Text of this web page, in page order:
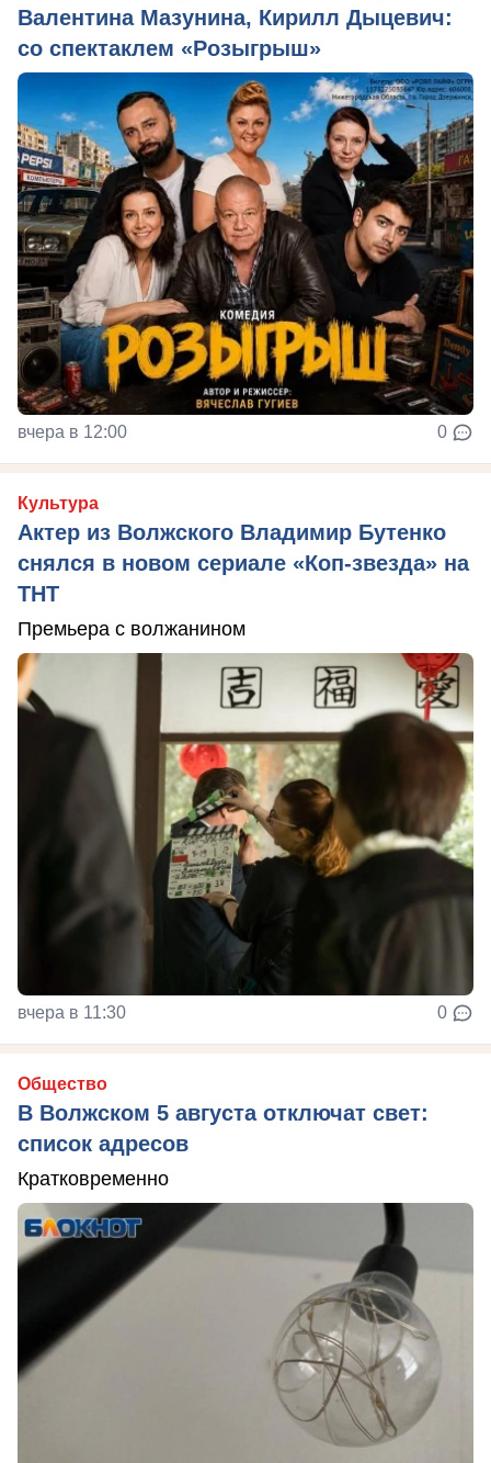
Валентина Мазунина, Кирилл Дыцевич:
со спектаклем «Розыгрыш»
вчера в 12:00 0
Культура
Актер из Волжского Владимир Бутенко
снялся в новом сериале «Коп-звезда» на
ТНТ
Премьера с волжанином
вчера в 11:30 0
Общество
В Волжском 5 августа отключат свет:
список адресов
Кратковременно